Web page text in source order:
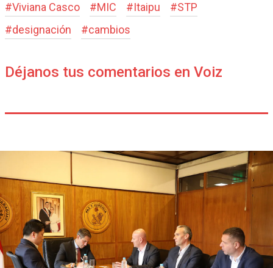
#Viviana Casco #MIC #Itaipu #STP
#designación #cambios
Déjanos tus comentarios en Voiz